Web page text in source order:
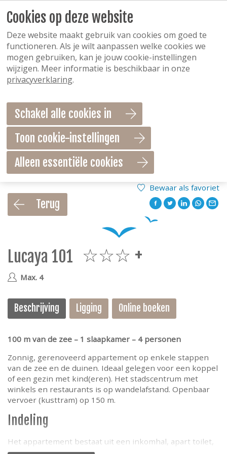
Bewaar als favoriet
Terug
Lucaya 101
Max. 4
Beschrijving Ligging Online boeken
100 m van de zee – 1 slaapkamer – 4 personen
Zonnig, gerenoveerd appartement op enkele stappen
van de zee en de duinen. Ideaal gelegen voor een koppel
of een gezin met kind(eren). Het stadscentrum met
winkels en restaurants is op wandelafstand. Openbaar
vervoer (kusttram) op 150 m.
Indeling
Het appartement bestaat uit een inkomhal, apart toilet,
Cookies op deze website
Deze website maakt gebruik van cookies om goed te
functioneren. Als je wilt aanpassen welke cookies we
mogen gebruiken, kan je jouw cookie-instellingen
wijzigen. Meer informatie is beschikbaar in onze
privacyverklaring.
Schakel alle cookies in
Toon cookie-instellingen
Alleen essentiële cookies